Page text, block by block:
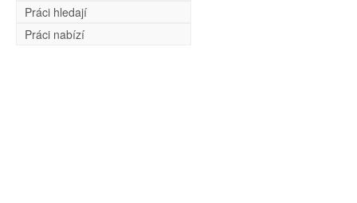
Práci hledají
Práci nabízí